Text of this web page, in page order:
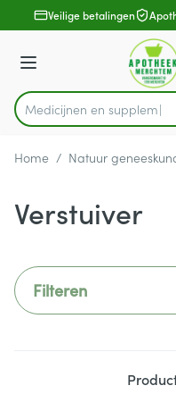
Ga naar de inhoud
1 van 1Veilige betalingen
Menu
Product, merk, categorie...
Me
Home / Natuur
Verstuiver
Filteren